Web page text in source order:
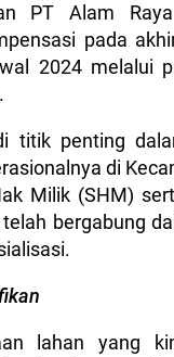
PT Alam
pada
2024 melalui
titik penting
di
Milik (SHM)
bergabung
lahan yang